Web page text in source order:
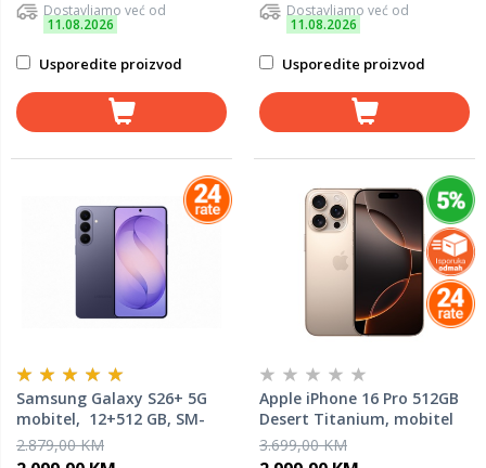
Dostavljamo već od
11.08.2026
Usporedite proizvod
Dostavljamo već od
11.08.2026
Usporedite proizvod
Samsung Galaxy S26+ 5G
mobitel, 12+512 GB, SM-
S947BZVGEUC, Cobalt
Violet
2.879,00 KM
Apple iPhone 16 Pro 512GB
Desert Titanium, mobitel
3.699,00 KM